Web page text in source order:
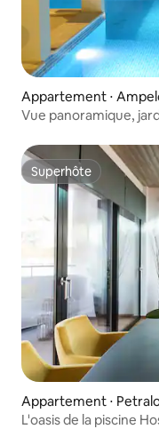
Appartement ⋅
Vue panoramique,
Superhôte
Superhôte
Appartement ⋅
L'oasis de la piscine